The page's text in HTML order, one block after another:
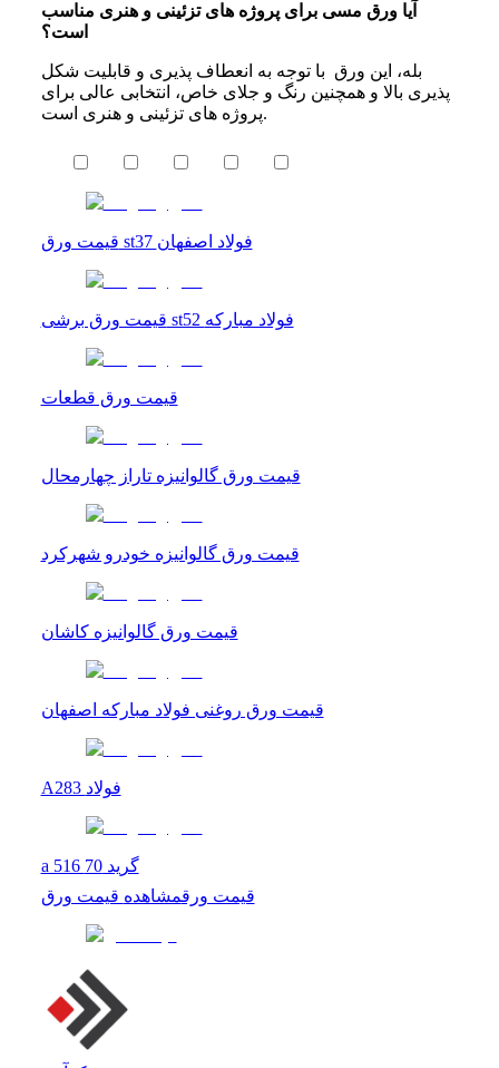
آیا ورق مسی برای پروژه‌ های تزئینی و هنری مناسب
است؟
بله، این ورق با توجه به انعطاف‌ پذیری و قابلیت شکل‌
پذیری بالا و همچنین رنگ و جلای خاص، انتخابی عالی برای
پروژه‌ های تزئینی و هنری است.
قیمت ورق st37 فولاد اصفهان
قیمت ورق برشی st52 فولاد مبارکه
قیمت ورق قطعات
قیمت ورق گالوانیزه تاراز چهارمحال
قیمت ورق گالوانیزه خودرو شهرکرد
قیمت ورق گالوانیزه کاشان
قیمت ورق روغنی فولاد مبارکه اصفهان
A283 فولاد
a 516 گرید 70
قیمت ورقمشاهده قیمت ورق